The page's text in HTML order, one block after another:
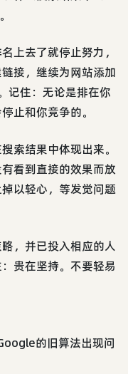
上去了就停止努力，
接，继续为网站添加
记住：无论是排在你
止和你竞争的。
索结果中体现出来。
看到直接的效果而放
以轻心，等发觉问题
，并已投入相应的人
贵在坚持。不要轻易
的旧算法出现问